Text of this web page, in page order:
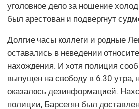
уголовное дело за ношение
был арестован и подвергнут
Долгие часы коллеги и родные
оставались в неведении
нахождения. И хотя полиция
выпущен на свободу в 6.30 утра,
оказалось дезинформацией.
полиции, Барсегян был